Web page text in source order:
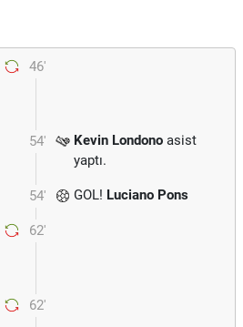
46'
54' Kevin Londono asist
yaptı.
54' GOL! Luciano Pons
62'
62'